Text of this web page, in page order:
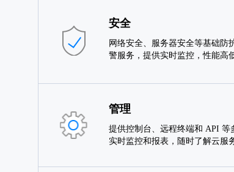
安全
网络安全、服务器安全等基础防
警服务，提供实时监控，性能高
管理
提供控制台、远程终端和 API 等
实时监控和报表，随时了解云服